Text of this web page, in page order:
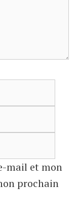
mail et mon
prochain